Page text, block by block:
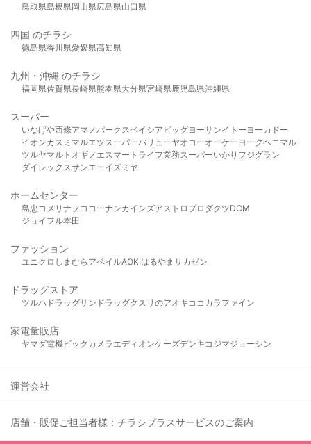
鳥取県島根県岡山県広島県山口県
四国 のチラシ
徳島県香川県愛媛県高知県
九州・沖縄 のチラシ
福岡県佐賀県長崎県熊本県大分県宮崎県 鹿児島県沖縄県
スーパー
いなげや西條アマノパークスベイシア ビッグヨーサンイトーヨーカドー
イオンカスミ マルエツ スーパーバリューヤオコーオーケー ヨークベニマル
ツルヤマルト オギノ エスマート ライフ業務スーパーいかり フジグラン
ダイレックスサンエーイズミヤ
ホームセンター
島忠 コメリ ナフコ コーナンカインズアストロプロダクツDCM
ジョイフル本田
ファッション
ユニクロ しまむら アベイルAOKIはるやま サカゼン
ドラッグストア
ツルハドラッグサンドラッグクスリのアオキ ココカラファイン
家電量販店
ヤマダ電機ビックカメラ エディオンケーズデンキ コジマジョーシン
運営会社
店舗・販促ご担当者様：チラシプラスサービスのご案内